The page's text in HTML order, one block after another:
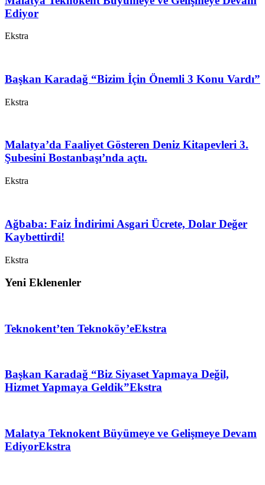
Ediyor
Ekstra
Başkan Karadağ “Bizim İçin Önemli 3 Konu Vardı”
Ekstra
Malatya’da Faaliyet Gösteren Deniz Kitapevleri 3.
Şubesini Bostanbaşı’nda açtı.
Ekstra
Ağbaba: Faiz İndirimi Asgari Ücrete, Dolar Değer
Kaybettirdi!
Ekstra
Yeni Eklenenler
Teknokent’ten Teknoköy’eEkstra
Başkan Karadağ “Biz Siyaset Yapmaya Değil,
Hizmet Yapmaya Geldik”Ekstra
Malatya Teknokent Büyümeye ve Gelişmeye Devam
EdiyorEkstra